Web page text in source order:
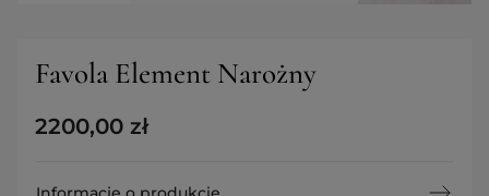
Favola Element Narożny
2200,00 zł